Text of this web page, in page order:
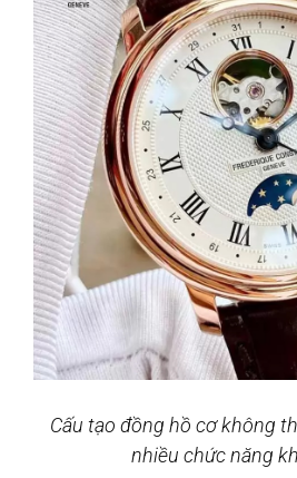
Cấu tạo đồng hồ cơ không
nhiều chức năng